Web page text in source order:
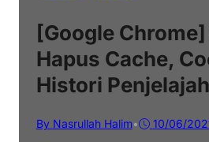
[Google
Hapus Cache,
Histori
By Nasrullah Halim• 10/06/